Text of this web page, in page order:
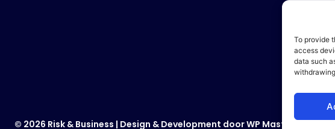
To provide
access
data such
© 2026 Risk & Business | Design & Development doorWP Masters